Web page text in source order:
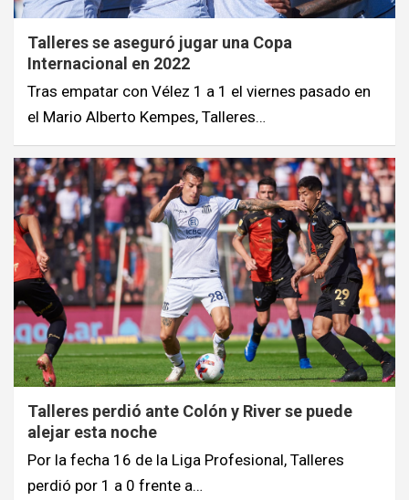
Talleres se aseguró jugar una Copa
Internacional en 2022
Tras empatar con Vélez 1 a 1 el viernes pasado en
el Mario Alberto Kempes, Talleres…
Talleres perdió ante Colón y River se puede
alejar esta noche
Por la fecha 16 de la Liga Profesional, Talleres
perdió por 1 a 0 frente a…